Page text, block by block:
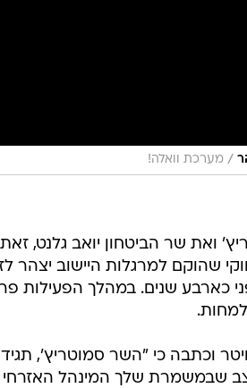
/ מערכת וואלה!
ואת שר הביטחון יואב גלנט, זאת
שהוקם למרגלות היישוב יצהר
כארבע שנים. במהלך הפעילות
וכתבה כי "השר סמוטריץ', תגיד
שבמשמרת שלך המינהל האזרחי